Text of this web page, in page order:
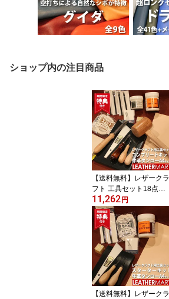
ショップ内の注目商品
【送料無料】レザークラ
フト 工具セット18点コ
ンプリートキット＋ヌメ
革タンローA4サイズ｜日
本製 初心者キット 道具
工具セット 工具キット
手縫いキット 手縫いセッ
ト ハンドソーイング A4
ハンドメイド クラフト
手作り DIY ギフト プレ
ゼント 夏休み 工作
11,262円
【送料無料】レザークラ